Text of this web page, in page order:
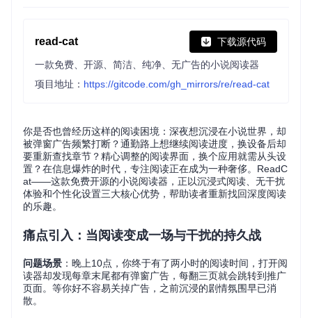
read-cat 下载源代码
一款免费、开源、简洁、纯净、无广告的小说阅读器
项目地址： https://gitcode.com/gh_mirrors/re/read-cat
你是否也曾经历这样的阅读困境：深夜想沉浸在小说世界，却
被弹窗广告频繁打断？通勤路上想继续阅读进度，换设备后却
要重新查找章节？精心调整的阅读界面，换个应用就需从头设
置？在信息爆炸的时代，专注阅读正在成为一种奢侈。ReadC
at——这款免费开源的小说阅读器，正以沉浸式阅读、无干扰
体验和个性化设置三大核心优势，帮助读者重新找回深度阅读
的乐趣。
痛点引入：当阅读变成一场与干扰的持久战
问题场景 ：晚上10点，你终于有了两小时的阅读时间，打开阅
读器却发现每章末尾都有弹窗广告，每翻三页就会跳转到推广
页面。等你好不容易关掉广告，之前沉浸的剧情氛围早已消
散。